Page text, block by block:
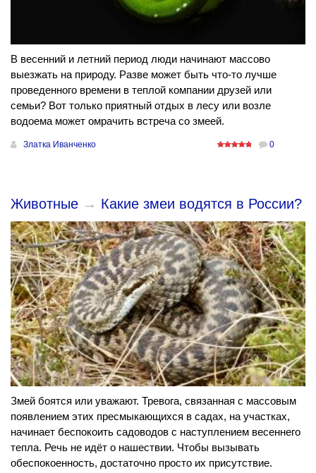
В весенний и летний период люди начинают массово
выезжать на природу. Разве может быть что-то лучше
проведенного времени в теплой компании друзей или
семьи? Вот только приятный отдых в лесу или возле
водоема может омрачить встреча со змеей.
Златка Иванченко 0
Животные → Какие змеи водятся в России?
Змей боятся или уважают. Тревога, связанная с массовым
появлением этих пресмыкающихся в садах, на участках,
начинает беспокоить садоводов с наступлением весеннего
тепла. Речь не идёт о нашествии. Чтобы вызывать
обеспокоенность, достаточно просто их присутствие.